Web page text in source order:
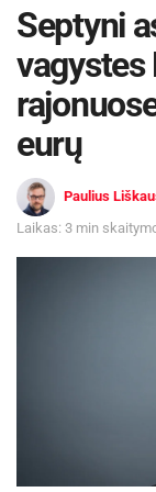
Septyni
vagystes
eurų
Paulius
Laikas: 3 min